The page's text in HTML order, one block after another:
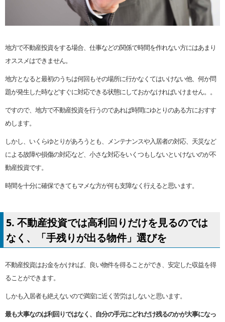
地方で不動産投資をする場合、仕事などの関係で時間を作れない方にはあまり
オススメはできません。
地方となると最初のうちは何回もその場所に行かなくてはいけない他、何か問
題が発生した時などすぐに対応できる状態にしておかなければいけません。。
ですので、地方で不動産投資を行うのであれば時間にゆとりのある方におすす
めします。
しかし、いくらゆとりがあろうとも、メンテナンスや入居者の対応、天災など
による故障や損傷の対応など、小さな対応をいくつもしないといけないのが不
動産投資です。
時間を十分に確保できてもマメな方が何も支障なく行えると思います。
5. 不動産投資では高利回りだけを見るのでは
なく、「手残りが出る物件」選びを
不動産投資はお金をかければ、良い物件を得ることができ、安定した収益を得
ることができます。
しかも入居者も絶えないので満室に近く苦労はしないと思います。
最も大事なのは利回りではなく、自分の手元にどれだけ残るのかが大事になっ